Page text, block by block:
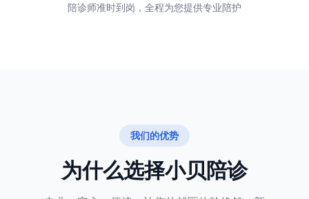
陪诊师准时到岗，全程为您提供专业陪护
我们的优势
为什么选择小贝陪诊